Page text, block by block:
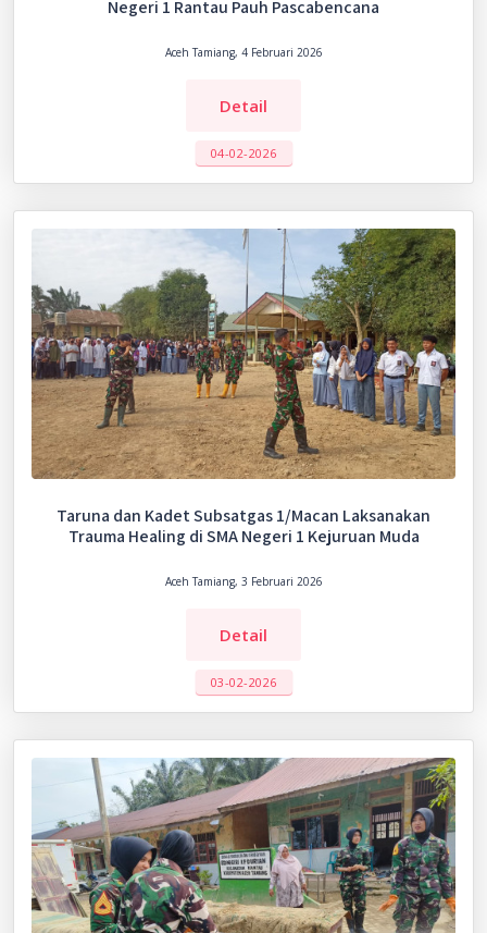
Negeri 1 Rantau Pauh Pascabencana
Aceh Tamiang, 4 Februari 2026
Detail
04-02-2026
Taruna dan Kadet Subsatgas 1/Macan Laksanakan
Trauma Healing di SMA Negeri 1 Kejuruan Muda
Aceh Tamiang, 3 Februari 2026
Detail
03-02-2026